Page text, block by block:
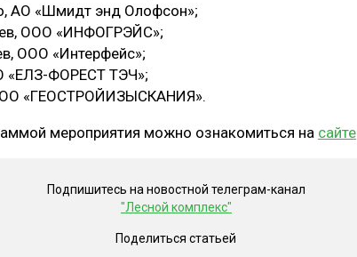
АО «Шмидт энд Олофсон»;
ООО «ИНФОГРЭЙС»;
ООО «Интерфейс»;
«ЕЛЗ-ФОРЕСТ ТЭЧ»;
«ГЕОСТРОЙИЗЫСКАНИЯ».
мероприятия можно ознакомиться на сайте
Подпишитесь на новостной телеграм-канал
"Лесной комплекс"
Поделиться статьей